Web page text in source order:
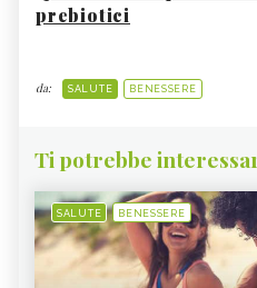
prebiotici
da: SALUTE BENESSERE
Ti potrebbe
SALUTE BENESSERE